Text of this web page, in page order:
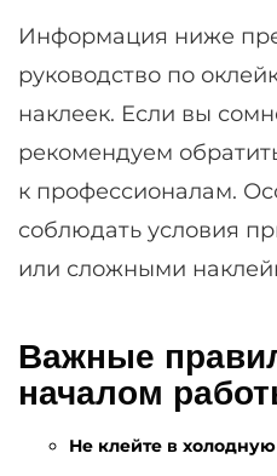
Информация ниже
руководство по
наклеек. Если вы
рекомендуем
к профессионалам.
соблюдать условия
или сложными
Важные
началом
Не клейте в